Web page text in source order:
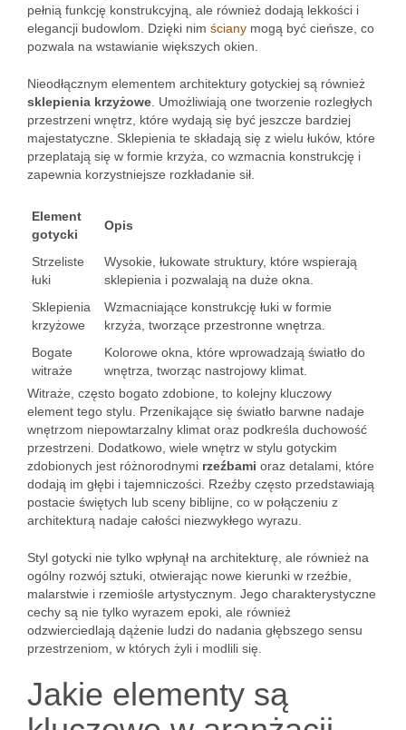
pełnią funkcję konstrukcyjną, ale również dodają lekkości i
elegancji budowlom. Dzięki nim ściany mogą być cieńsze, co
pozwala na wstawianie większych okien.
Nieodłącznym elementem architektury gotyckiej są również
sklepienia krzyżowe . Umożliwiają one tworzenie rozległych
przestrzeni wnętrz, które wydają się być jeszcze bardziej
majestatyczne. Sklepienia te składają się z wielu łuków, które
przeplatają się w formie krzyża, co wzmacnia konstrukcję i
zapewnia korzystniejsze rozkładanie sił.
Element
gotycki
Opis
Strzeliste
łuki
Wysokie, łukowate struktury, które wspierają
sklepienia i pozwalają na duże okna.
Sklepienia
krzyżowe
Wzmacniające konstrukcję łuki w formie
krzyża, tworzące przestronne wnętrza.
Bogate
witraże
Kolorowe okna, które wprowadzają światło do
wnętrza, tworząc nastrojowy klimat.
Witraże, często bogato zdobione, to kolejny kluczowy
element tego stylu. Przenikające się światło barwne nadaje
wnętrzom niepowtarzalny klimat oraz podkreśla duchowość
przestrzeni. Dodatkowo, wiele wnętrz w stylu gotyckim
zdobionych jest różnorodnymi rzeźbami oraz detalami, które
dodają im głębi i tajemniczości. Rzeźby często przedstawiają
postacie świętych lub sceny biblijne, co w połączeniu z
architekturą nadaje całości niezwykłego wyrazu.
Styl gotycki nie tylko wpłynął na architekturę, ale również na
ogólny rozwój sztuki, otwierając nowe kierunki w rzeźbie,
malarstwie i rzemiośle artystycznym. Jego charakterystyczne
cechy są nie tylko wyrazem epoki, ale również
odzwierciedlają dążenie ludzi do nadania głębszego sensu
przestrzeniom, w których żyli i modlili się.
Jakie elementy są